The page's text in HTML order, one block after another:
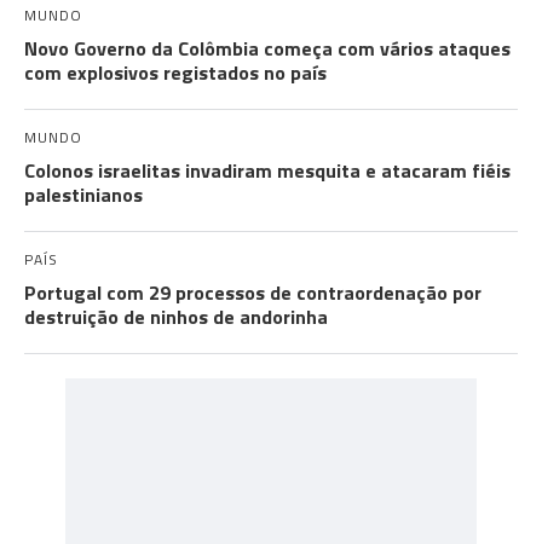
MUNDO
Novo Governo da Colômbia começa com vários ataques
com explosivos registados no país
MUNDO
Colonos israelitas invadiram mesquita e atacaram fiéis
palestinianos
PAÍS
Portugal com 29 processos de contraordenação por
destruição de ninhos de andorinha